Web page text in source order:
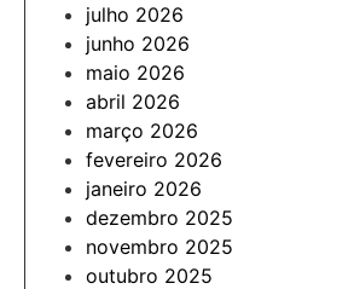
julho 2026
junho 2026
maio 2026
abril 2026
março 2026
fevereiro 2026
janeiro 2026
dezembro 2025
novembro 2025
outubro 2025